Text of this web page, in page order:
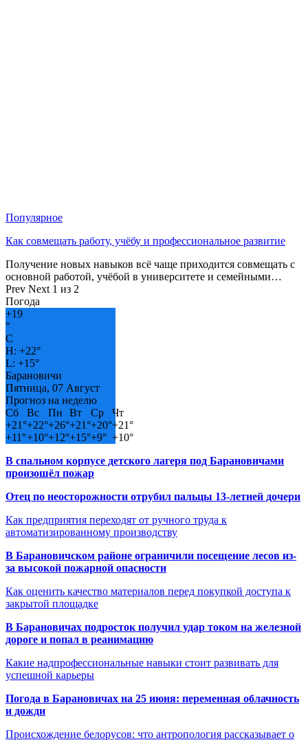
Популярное
Как совмещать работу, учёбу и профессиональное развитие
Получение новых навыков всё чаще приходится совмещать с
основной работой, учёбой в университете и семейными…
Prev Next 1 из 2
Погода
+19
°
C
H: +22°
L: +15°
Барановичи
Пятница, 07 Август
Прогноз на неделю
Сб
Вс Пн Вт Ср
Чт
+21°+22°+26°+21°+20°+21°
+11°+10°+12°+15°+9° +10°
В спальном корпусе детского лагеря под Барановичами
произошёл пожар
Отец по неосторожности отрубил пальцы 13-летней дочери
Как предприятия переходят от ручного труда к
автоматизированному производству
В Барановичском районе ограничили посещение лесов из-
за высокой пожарной опасности
Как оценить качество материалов перед покупкой доступа к
закрытой площадке
В Барановичах подросток получил удар током на железной
дороге и попал в реанимацию
Какие надпрофессиональные навыки стоит развивать для
успешной карьеры
Погода в Барановичах на 25 июня: переменная облачность
и дожди
Происхождение белорусов: что антропология рассказывает о